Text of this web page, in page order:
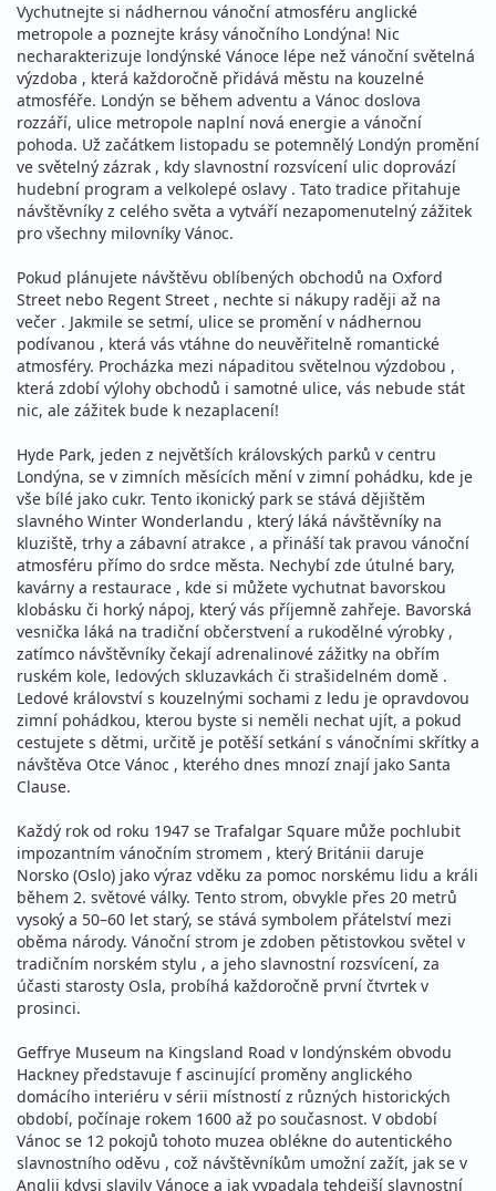
Vychutnejte si nádhernou vánoční atmosféru anglické
metropole a poznejte krásy vánočního Londýna! Nic
necharakterizuje londýnské Vánoce lépe než vánoční světelná
výzdoba , která každoročně přidává městu na kouzelné
atmosféře. Londýn se během adventu a Vánoc doslova
rozzáří, ulice metropole naplní nová energie a vánoční
pohoda. Už začátkem listopadu se potemnělý Londýn promění
ve světelný zázrak , kdy slavnostní rozsvícení ulic doprovází
hudební program a velkolepé oslavy . Tato tradice přitahuje
návštěvníky z celého světa a vytváří nezapomenutelný zážitek
pro všechny milovníky Vánoc.
Pokud plánujete návštěvu oblíbených obchodů na Oxford
Street nebo Regent Street , nechte si nákupy raději až na
večer . Jakmile se setmí, ulice se promění v nádhernou
podívanou , která vás vtáhne do neuvěřitelně romantické
atmosféry. Procházka mezi nápaditou světelnou výzdobou ,
která zdobí výlohy obchodů i samotné ulice, vás nebude stát
nic, ale zážitek bude k nezaplacení!
Hyde Park, jeden z největších královských parků v centru
Londýna, se v zimních měsících mění v zimní pohádku, kde je
vše bílé jako cukr. Tento ikonický park se stává dějištěm
slavného Winter Wonderlandu , který láká návštěvníky na
kluziště, trhy a zábavní atrakce , a přináší tak pravou vánoční
atmosféru přímo do srdce města. Nechybí zde útulné bary,
kavárny a restaurace , kde si můžete vychutnat bavorskou
klobásku či horký nápoj, který vás příjemně zahřeje. Bavorská
vesnička láká na tradiční občerstvení a rukodělné výrobky ,
zatímco návštěvníky čekají adrenalinové zážitky na obřím
ruském kole, ledových skluzavkách či strašidelném domě .
Ledové království s kouzelnými sochami z ledu je opravdovou
zimní pohádkou, kterou byste si neměli nechat ujít, a pokud
cestujete s dětmi, určitě je potěší setkání s vánočními skřítky a
návštěva Otce Vánoc , kterého dnes mnozí znají jako Santa
Clause.
Každý rok od roku 1947 se Trafalgar Square může pochlubit
impozantním vánočním stromem , který Británii daruje
Norsko (Oslo) jako výraz vděku za pomoc norskému lidu a králi
během 2. světové války. Tento strom, obvykle přes 20 metrů
vysoký a 50–60 let starý, se stává symbolem přátelství mezi
oběma národy. Vánoční strom je zdoben pětistovkou světel v
tradičním norském stylu , a jeho slavnostní rozsvícení, za
účasti starosty Osla, probíhá každoročně první čtvrtek v
prosinci.
Geffrye Museum na Kingsland Road v londýnském obvodu
Hackney představuje f ascinující proměny anglického
domácího interiéru v sérii místností z různých historických
období, počínaje rokem 1600 až po současnost. V období
Vánoc se 12 pokojů tohoto muzea oblékne do autentického
slavnostního oděvu , což návštěvníkům umožní zažít, jak se v
Anglii kdysi slavily Vánoce a jak vypadala tehdejší slavnostní